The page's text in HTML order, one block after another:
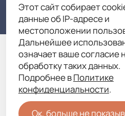
Этот сайт собирает
данные об IP-адресе и
местоположении
Дальнейшее
означает ваше согласие
обработку таких данных.
Подробнее вПолитике
конфиденциальности.
Ок, больше не